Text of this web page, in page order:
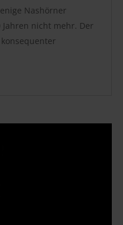
Nashörner
nicht mehr. Der